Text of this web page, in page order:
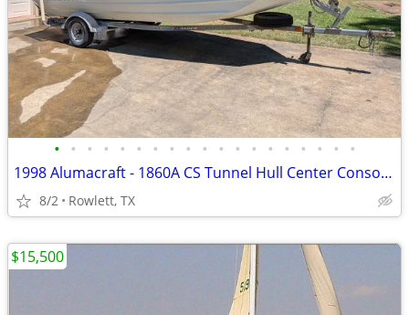
• • • • • • • • • • • • • • • • • • •
1998 Alumacraft - 1860A CS Tunnel Hull Center Console 18' Fishing Boat
8/2 Rowlett, TX
$15,500